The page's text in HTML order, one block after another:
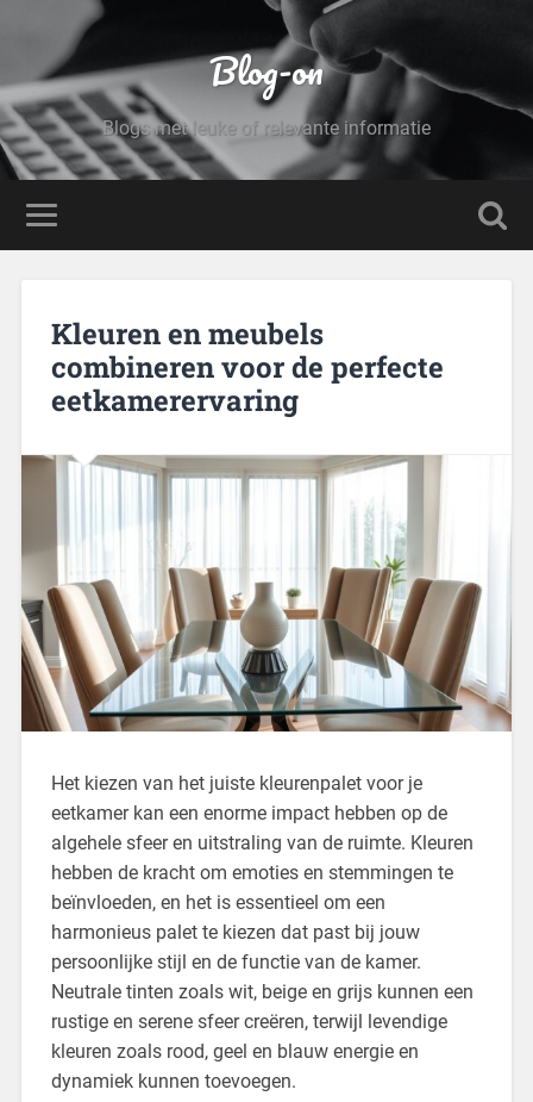
Blog-on
Blogs met leuke of relevante informatie
Kleuren en meubels
combineren voor de perfecte
eetkamerervaring
Het kiezen van het juiste kleurenpalet voor je
eetkamer kan een enorme impact hebben op de
algehele sfeer en uitstraling van de ruimte. Kleuren
hebben de kracht om emoties en stemmingen te
beïnvloeden, en het is essentieel om een
harmonieus palet te kiezen dat past bij jouw
persoonlijke stijl en de functie van de kamer.
Neutrale tinten zoals wit, beige en grijs kunnen een
rustige en serene sfeer creëren, terwijl levendige
kleuren zoals rood, geel en blauw energie en
dynamiek kunnen toevoegen.